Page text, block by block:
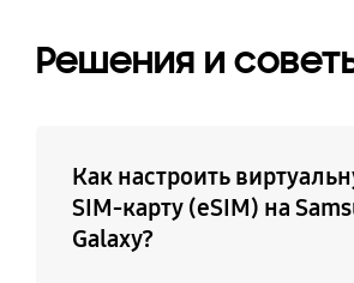
Решения и
Как настроить
SIM-карту (eSIM) на
Galaxy?